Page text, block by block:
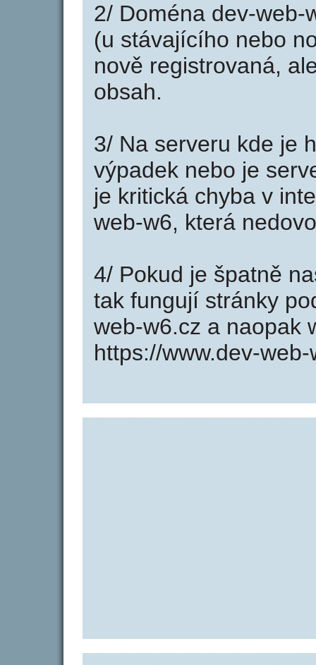
2/ Doména dev-web-
(u stávajícího nebo
nově registrovaná,
obsah.
3/ Na serveru kde je
výpadek nebo je
je kritická chyba v
web-w6, která
4/ Pokud je špatně
tak fungují stránky
web-w6.cz a naopak
https://www.dev-